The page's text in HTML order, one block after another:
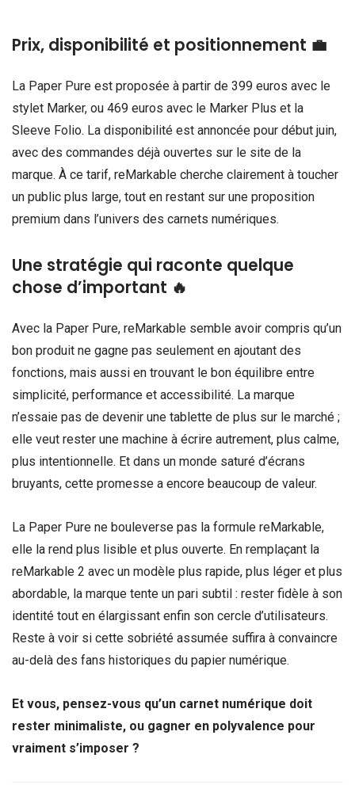
Prix, disponibilité et positionnement 💼
La Paper Pure est proposée à partir de 399 euros avec le
stylet Marker, ou 469 euros avec le Marker Plus et la
Sleeve Folio. La disponibilité est annoncée pour début juin,
avec des commandes déjà ouvertes sur le site de la
marque. À ce tarif, reMarkable cherche clairement à toucher
un public plus large, tout en restant sur une proposition
premium dans l’univers des carnets numériques.
Une stratégie qui raconte quelque
chose d’important 🔥
Avec la Paper Pure, reMarkable semble avoir compris qu’un
bon produit ne gagne pas seulement en ajoutant des
fonctions, mais aussi en trouvant le bon équilibre entre
simplicité, performance et accessibilité. La marque
n’essaie pas de devenir une tablette de plus sur le marché ;
elle veut rester une machine à écrire autrement, plus calme,
plus intentionnelle. Et dans un monde saturé d’écrans
bruyants, cette promesse a encore beaucoup de valeur.
La Paper Pure ne bouleverse pas la formule reMarkable,
elle la rend plus lisible et plus ouverte. En remplaçant la
reMarkable 2 avec un modèle plus rapide, plus léger et plus
abordable, la marque tente un pari subtil : rester fidèle à son
identité tout en élargissant enfin son cercle d’utilisateurs.
Reste à voir si cette sobriété assumée suffira à convaincre
au-delà des fans historiques du papier numérique.
Et vous, pensez-vous qu’un carnet numérique doit
rester minimaliste, ou gagner en polyvalence pour
vraiment s’imposer ?